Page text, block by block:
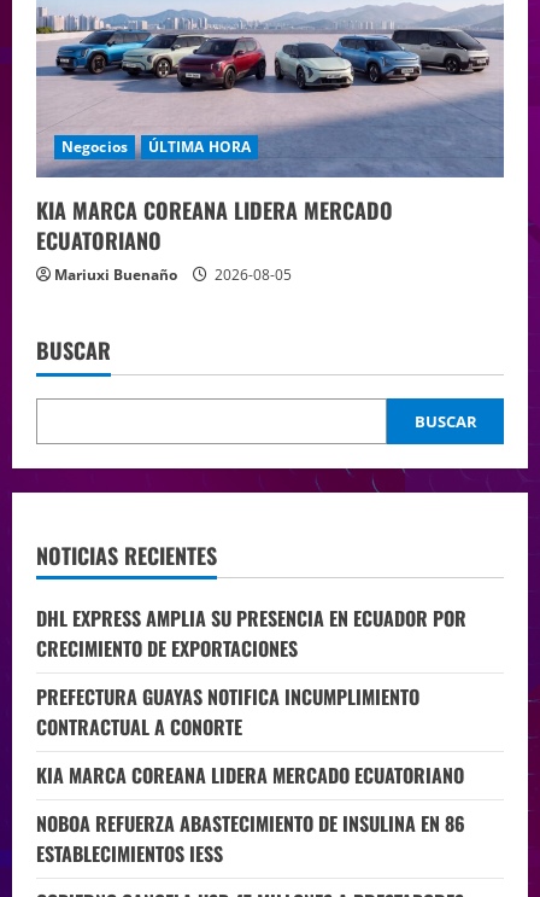
Negocios ÚLTIMA HORA
KIA MARCA COREANA LIDERA MERCADO
ECUATORIANO
Mariuxi Buenaño 2026-08-05
BUSCAR
BUSCAR
NOTICIAS RECIENTES
DHL EXPRESS AMPLIA SU PRESENCIA EN ECUADOR POR
CRECIMIENTO DE EXPORTACIONES
PREFECTURA GUAYAS NOTIFICA INCUMPLIMIENTO
CONTRACTUAL A CONORTE
KIA MARCA COREANA LIDERA MERCADO ECUATORIANO
NOBOA REFUERZA ABASTECIMIENTO DE INSULINA EN 86
ESTABLECIMIENTOS IESS